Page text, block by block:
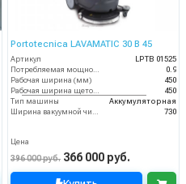
Portotecnica LAVAMATIC 30 B 45
Артикул
LPTB 01525
0.9
Рабочая ширина (мм)
450
450
Тип машины
Аккумуляторная
730
Цена
396 000 руб. 366 000 руб.